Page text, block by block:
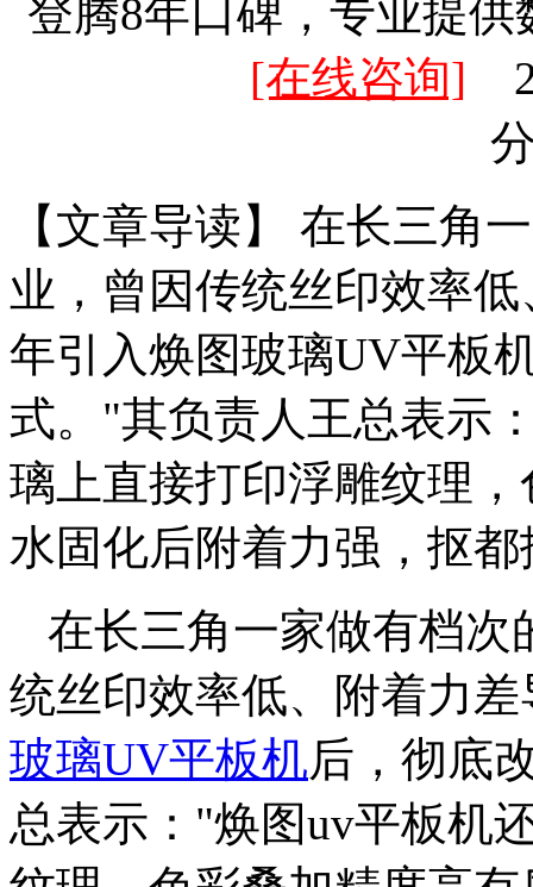
登腾8年口碑，专业提
[在线咨询]
【文章导读】 在长三角
业，曾因传统丝印效率
年引入焕图玻璃UV平板
式。"其负责人王总表示
璃上直接打印浮雕纹理
水固化后附着力强，抠
在长三角一家做有档次
统丝印效率低、附着力
玻璃UV平板机后，彻底
总表示："焕图uv平板机